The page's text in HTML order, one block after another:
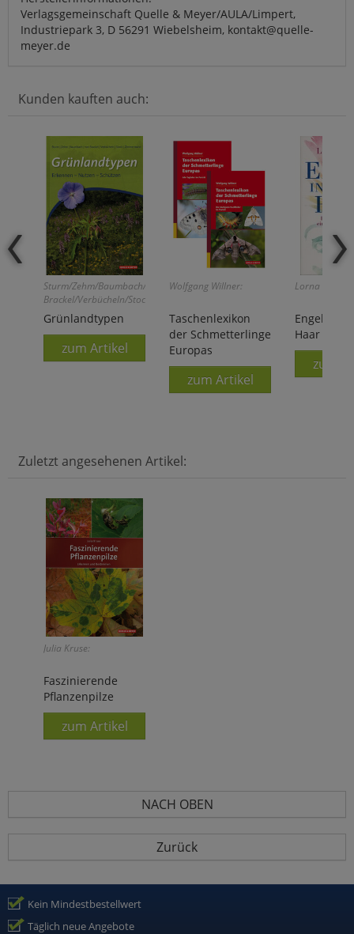
Verlagsgemeinschaft Quelle & Meyer/AULA/Limpert,
Industriepark 3, D 56291 Wiebelsheim, kontakt@quelle-
meyer.de
Kunden kauften auch:
Sturm/Zehm/Baumbach/v.
Brackel/Verbücheln/Stock/Zimmermann:
Grünlandtypen
zum Artikel
Wolfgang Willner:
Taschenlexikon
der Schmetterlinge
Europas
zum Artikel
Lorna Byrne:
Engel in
Haar
zum
Zuletzt angesehenen Artikel:
Julia Kruse:
Faszinierende
Pflanzenpilze
zum Artikel
NACH OBEN
Zurück
Kein Mindestbestellwert
Täglich neue Angebote